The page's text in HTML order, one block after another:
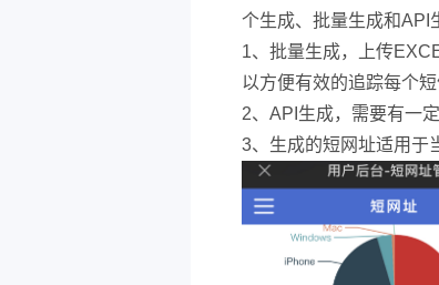
个生成、批量生成和API
1、批量生成，上传
以方便有效的追踪每个
2、API生成，需要有一
3、生成的短网址适用于